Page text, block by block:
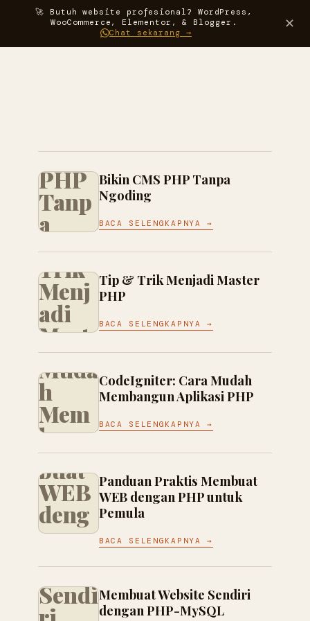
🚀 Butuh website profesional? WordPress,
WooCommerce, Elementor, & Blogger.
Chat sekarang →
✕
Darma
CMS
PHP
Tanp
a
Ngod
ing
Bikin CMS PHP Tanpa
Ngoding
BACA SELENGKAPNYA →
Tip
&
Trik
Menj
adi
Mast
er
PHP
Tip & Trik Menjadi Master
PHP
BACA SELENGKAPNYA →
Code
Ignit
er:
Cara
Muda
h
Mem
bang
un
Aplik
asi
PHP
CodeIgniter: Cara Mudah
Membangun Aplikasi PHP
BACA SELENGKAPNYA →
Pand
uan
Prakt
is
Mem
buat
WEB
deng
an
PHP
untu
k
Panduan Praktis Membuat
WEB dengan PHP untuk
Pemula
BACA SELENGKAPNYA →
Mem
buat
ite
SendiMembuat Website Sendiri
dengan PHP-MySQL